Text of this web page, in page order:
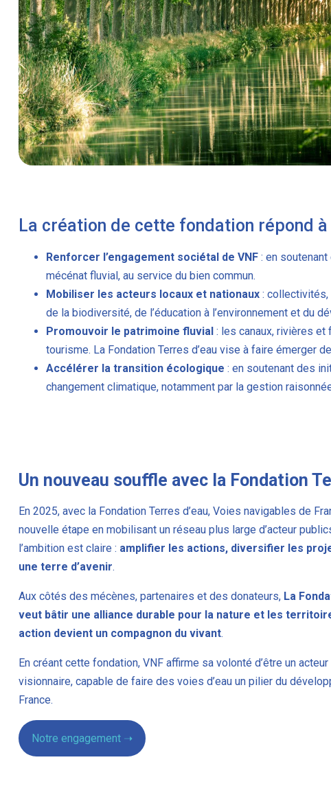
La création de cette fondation répond
Renforcer l’engagement sociétal de VNF : en
mécénat fluvial, au service du bien commun.
Mobiliser les acteurs locaux et nationaux : collectivités,
de la biodiversité, de l’éducation à l’environnement et du
Promouvoir le patrimoine fluvial : les canaux, rivières
tourisme. La Fondation Terres d’eau vise à faire émerger
Accélérer la transition écologique : en soutenant des
changement climatique, notamment par la gestion
Un nouveau souffle avec la Fondation
En 2025, avec la Fondation Terres d’eau, Voies navigables de
nouvelle étape en mobilisant un réseau plus large d’acteur
l’ambition est claire : amplifier les actions, diversifier les
une terre d’avenir.
Aux côtés des mécènes, partenaires et des donateurs, La
veut bâtir une alliance durable pour la nature et les
action devient un compagnon du vivant.
En créant cette fondation, VNF affirme sa volonté d’être un
visionnaire, capable de faire des voies d’eau un pilier du
France.
Notre engagement ➝